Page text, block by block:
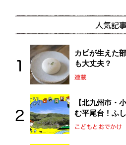
人気記
カビが生えた
も大丈夫？
連載
【北九州市・
む平尾台！ふ
を探検しよう！
こどもとおでかけ